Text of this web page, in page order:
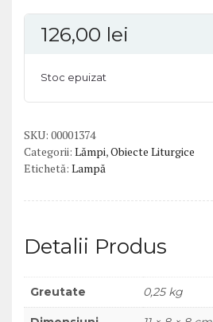
126,00 lei
Stoc epuizat
SKU: 00001374
Categorii: Lămpi,Obiecte Liturgice
Etichetă: Lampă
Detalii Produs
Greutate 0,25 kg